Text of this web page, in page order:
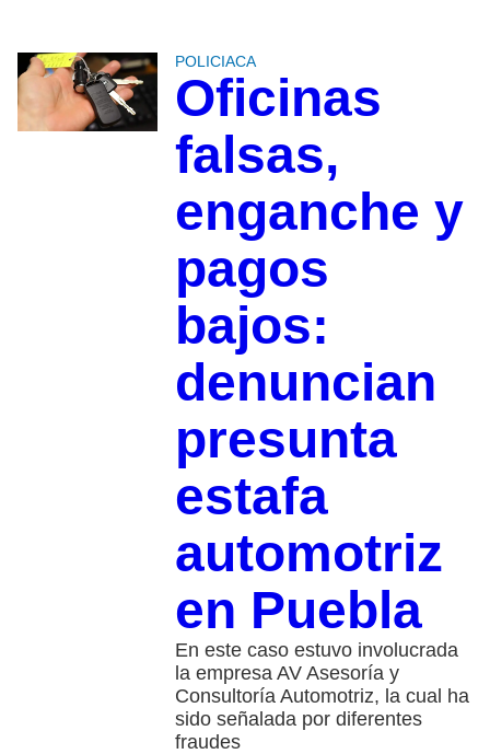
POLICIACA
Oficinas
falsas,
enganche y
pagos
bajos:
denuncian
presunta
estafa
automotriz
en Puebla
En este caso estuvo involucrada
la empresa AV Asesoría y
Consultoría Automotriz, la cual ha
sido señalada por diferentes
fraudes